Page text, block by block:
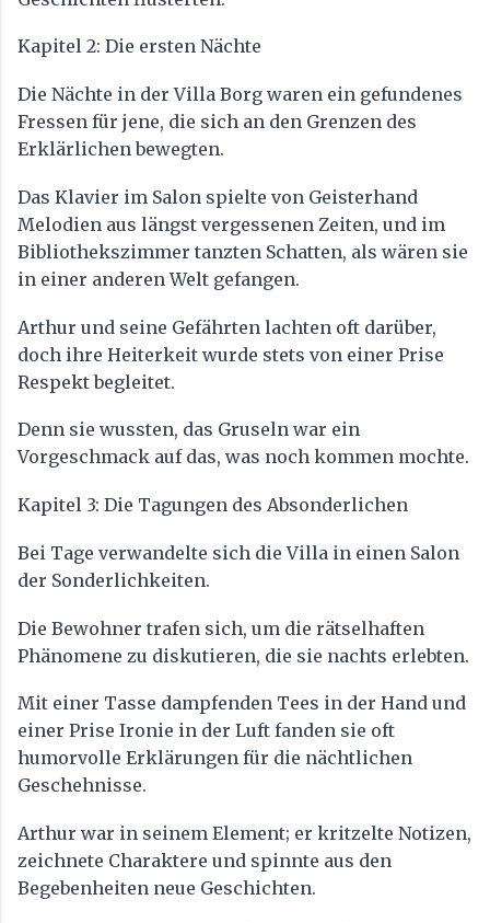
Kapitel 2: Die ersten Nächte
Die Nächte in der Villa Borg waren ein gefundenes
Fressen für jene, die sich an den Grenzen des
Erklärlichen bewegten.
Das Klavier im Salon spielte von Geisterhand
Melodien aus längst vergessenen Zeiten, und im
Bibliothekszimmer tanzten Schatten, als wären sie
in einer anderen Welt gefangen.
Arthur und seine Gefährten lachten oft darüber,
doch ihre Heiterkeit wurde stets von einer Prise
Respekt begleitet.
Denn sie wussten, das Gruseln war ein
Vorgeschmack auf das, was noch kommen mochte.
Kapitel 3: Die Tagungen des Absonderlichen
Bei Tage verwandelte sich die Villa in einen Salon
der Sonderlichkeiten.
Die Bewohner trafen sich, um die rätselhaften
Phänomene zu diskutieren, die sie nachts erlebten.
Mit einer Tasse dampfenden Tees in der Hand und
einer Prise Ironie in der Luft fanden sie oft
humorvolle Erklärungen für die nächtlichen
Geschehnisse.
Arthur war in seinem Element; er kritzelte Notizen,
zeichnete Charaktere und spinnte aus den
Begebenheiten neue Geschichten.